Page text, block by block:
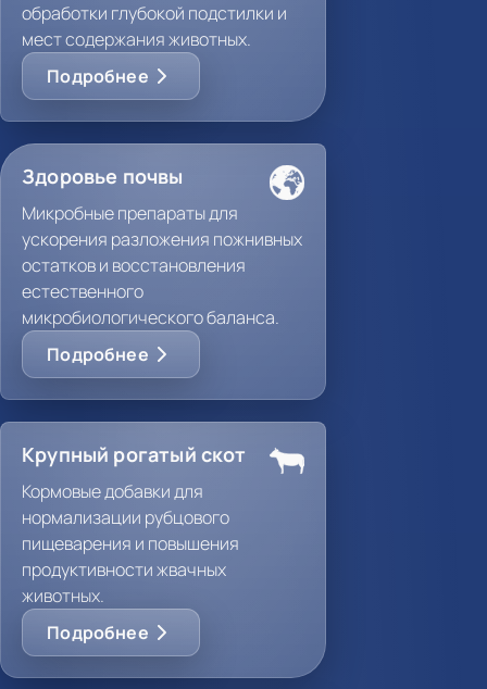
обработки глубокой подстилки и
мест содержания животных.
Подробнее
Здоровье почвы
Микробные препараты для
ускорения разложения пожнивных
остатков и восстановления
естественного
микробиологического баланса.
Подробнее
Крупный рогатый скот
Кормовые добавки для
нормализации рубцового
пищеварения и повышения
продуктивности жвачных
животных.
Подробнее